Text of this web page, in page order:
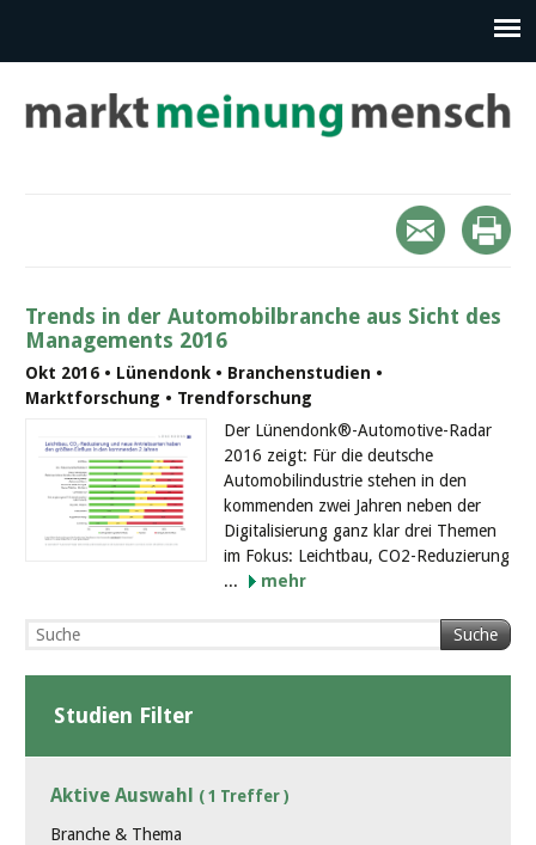
Trends in der Automobilbranche aus Sicht des
Managements 2016
Okt 2016 • Lünendonk • Branchenstudien •
Marktforschung • Trendforschung
Der Lünendonk®-Automotive-Radar
2016 zeigt: Für die deutsche
Automobilindustrie stehen in den
kommenden zwei Jahren neben der
Digitalisierung ganz klar drei Themen
im Fokus: Leichtbau, CO2-Reduzierung
...
mehr
Suche
Studien Filter
Aktive Auswahl ( 1 Treffer )
Branche & Thema